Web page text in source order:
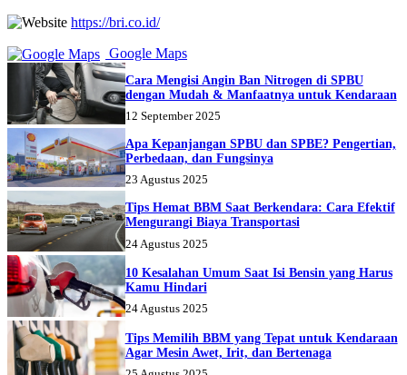
https://bri.co.id/
Google Maps
Cara Mengisi Angin Ban Nitrogen di SPBU
dengan Mudah & Manfaatnya untuk Kendaraan
12 September 2025
Apa Kepanjangan SPBU dan SPBE? Pengertian,
Perbedaan, dan Fungsinya
23 Agustus 2025
Tips Hemat BBM Saat Berkendara: Cara Efektif
Mengurangi Biaya Transportasi
24 Agustus 2025
10 Kesalahan Umum Saat Isi Bensin yang Harus
Kamu Hindari
24 Agustus 2025
Tips Memilih BBM yang Tepat untuk Kendaraan
Agar Mesin Awet, Irit, dan Bertenaga